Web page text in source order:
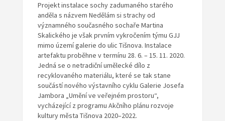
Projekt instalace sochy zadumaného starého
anděla s názvem Nedělám si strachy od
významného současného sochaře Martina
Skalického je však prvním vykročením týmu GJJ
mimo území galerie do ulic Tišnova. Instalace
artefaktu proběhne v termínu 28. 6. – 15. 11. 2020.
Jedná se o netradiční umělecké dílo z
recyklovaného materiálu, které se tak stane
součástí nového výstavního cyklu Galerie Josefa
Jambora „Umění ve veřejném prostoru“,
vycházející z programu Akčního plánu rozvoje
kultury města Tišnova 2020–2022.